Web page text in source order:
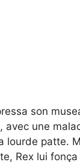
son
avec une
lourde patte.
Rex lui